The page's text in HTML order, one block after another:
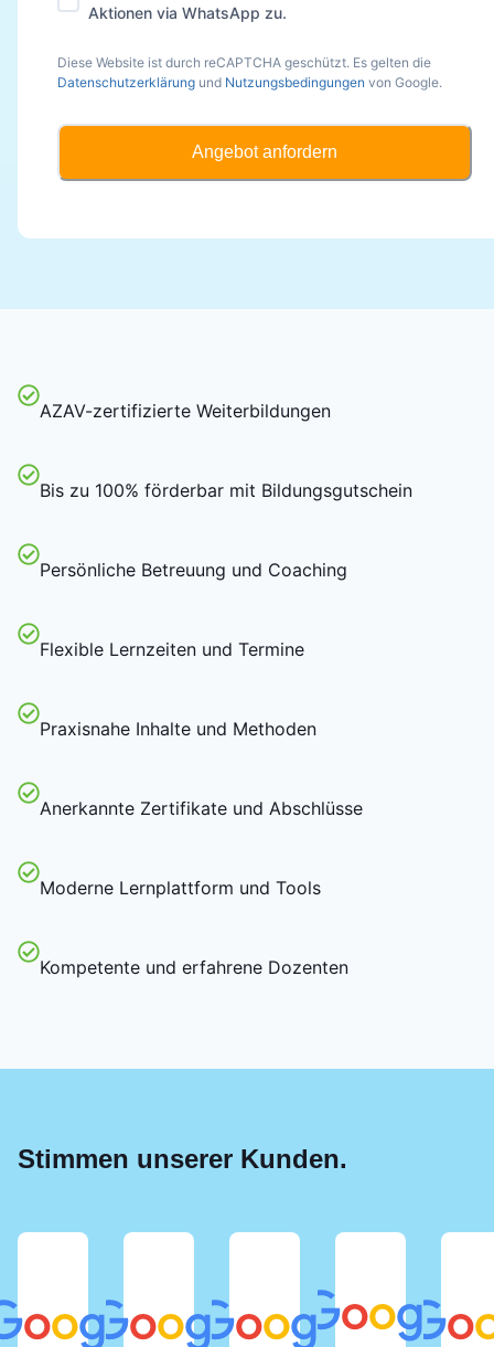
Aktionen via WhatsApp zu.
Diese Website ist durch reCAPTCHA geschützt. Es gelten die
Datenschutzerklärung und Nutzungsbedingungen von Google.
Angebot anfordern
AZAV-zertifizierte Weiterbildungen
Bis zu 100% förderbar mit Bildungsgutschein
Persönliche Betreuung und Coaching
Flexible Lernzeiten und Termine
Praxisnahe Inhalte und Methoden
Anerkannte Zertifikate und Abschlüsse
Moderne Lernplattform und Tools
Kompetente und erfahrene Dozenten
Stimmen unserer Kunden.